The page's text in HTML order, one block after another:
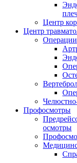
Центр
Центр
Операции
Профосмотры
осмотры